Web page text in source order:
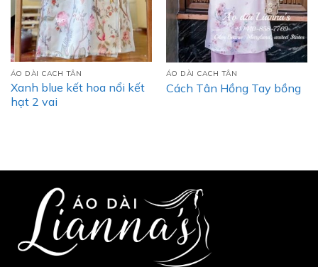
ÁO DÀI CACH TÂN
Xanh blue kết hoa nổi kết
hạt 2 vai
ÁO DÀI CACH TÂN
Cách Tân Hồng Tay bồng